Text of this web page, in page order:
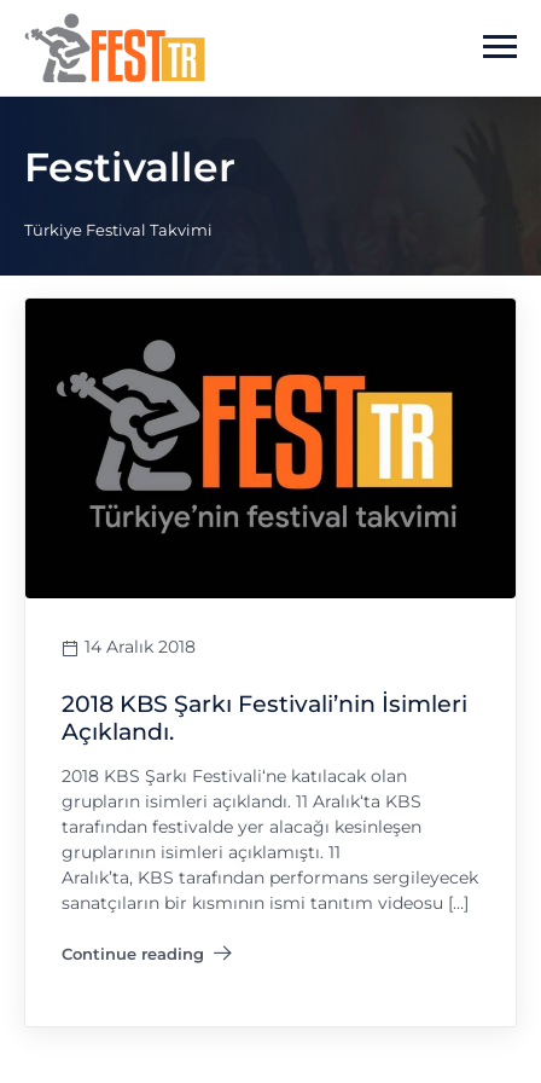
Ana içeriğe atla
Festivaller
Türkiye Festival Takvimi
14 Aralık 2018
2018 KBS Şarkı Festivali’nin İsimleri
Açıklandı.
2018 KBS Şarkı Festivali‘ne katılacak olan
grupların isimleri açıklandı. 11 Aralık‘ta KBS
tarafından festivalde yer alacağı kesinleşen
gruplarının isimleri açıklamıştı. 11
Aralık’ta, KBS tarafından performans sergileyecek
sanatçıların bir kısmının ismi tanıtım videosu […]
Continue reading
"2018 KBS Şarkı Festivali’nin İsimleri Açıklandı."